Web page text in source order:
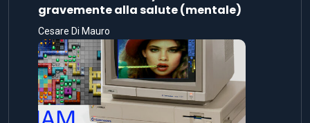
gravemente alla salute (mentale)
Cesare Di Mauro